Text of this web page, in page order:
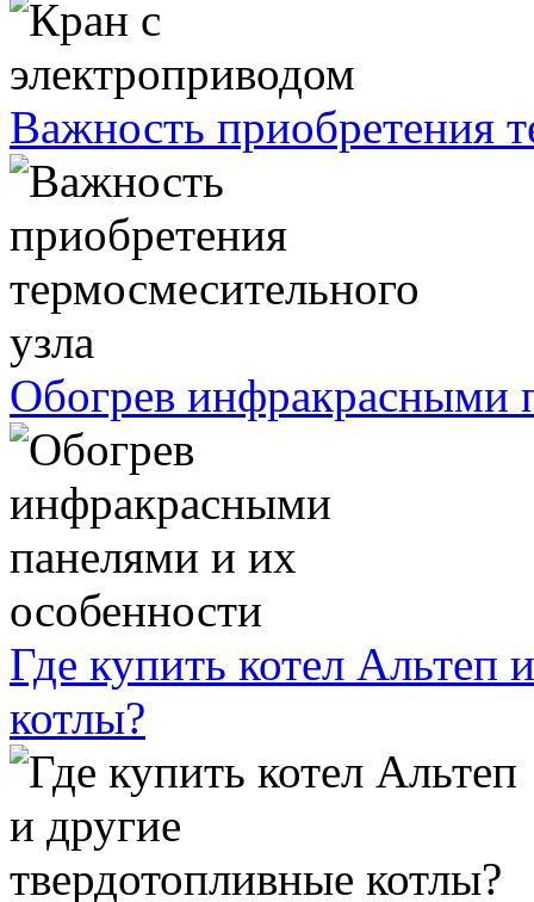
Важность приобретения
Обогрев инфракрасными
Где купить котел Альтеп
котлы?